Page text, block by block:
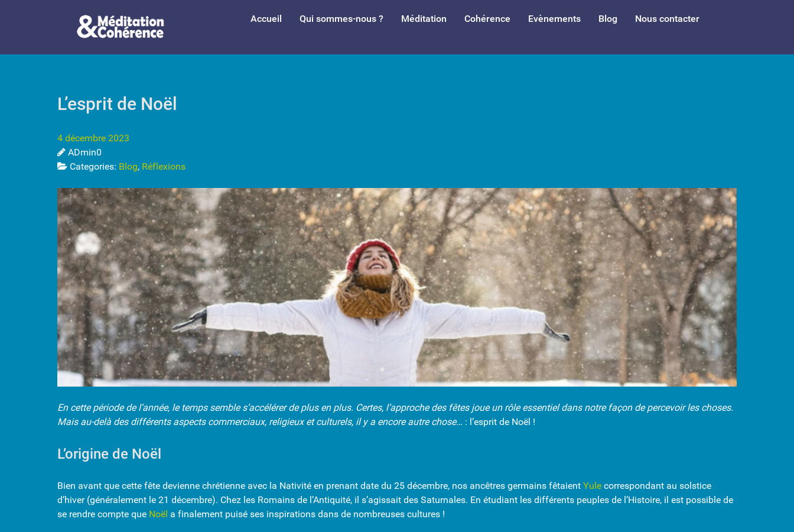
Accueil Qui sommes-nous ? Méditation Cohérence Evènements Blog Nous contacter
L’esprit de Noël
4 décembre 2023
ADmin0
Categories: Blog, Réflexions
En cette période de l’année, le temps semble s’accélérer de plus en plus. Certes, l’approche des fêtes joue un rôle essentiel dans notre façon de percevoir les choses.
Mais au-delà des différents aspects commerciaux, religieux et culturels, il y a encore autre chose… : l’esprit de Noël !
L’origine de Noël
Bien avant que cette fête devienne chrétienne avec la Nativité en prenant date du 25 décembre, nos ancêtres germains fêtaient Yule correspondant au solstice
d’hiver (généralement le 21 décembre). Chez les Romains de l’Antiquité, il s’agissait des Saturnales. En étudiant les différents peuples de l’Histoire, il est possible de
se rendre compte que Noël a finalement puisé ses inspirations dans de nombreuses cultures !